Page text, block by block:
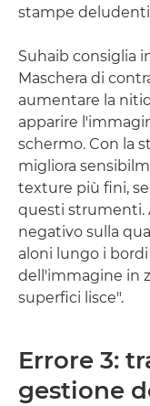
stampe
Suhaib consiglia
Maschera di
aumentare la
apparire
schermo. Con la
migliora
texture più fini,
questi strumenti.
negativo sulla
aloni lungo i
dell'immagine in
superfici lisce".
Errore 3:
gestione